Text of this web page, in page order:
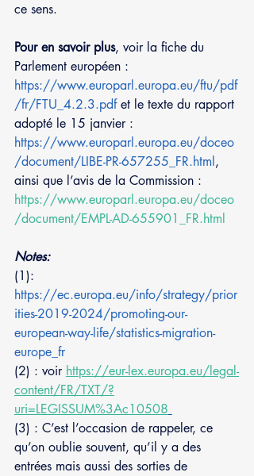
ce sens.
Pour en savoir plus, voir la fiche du
Parlement européen :
https://www.europarl.europa.eu/ftu/pdf
/fr/FTU_4.2.3.pdf et le texte du rapport
adopté le 15 janvier :
https://www.europarl.europa.eu/doceo
/document/LIBE-PR-657255_FR.html,
ainsi que l’avis de la Commission :
https://www.europarl.europa.eu/doceo
/document/EMPL-AD-655901_FR.html
Notes:
(1):
https://ec.europa.eu/info/strategy/prior
ities-2019-2024/promoting-our-
european-way-life/statistics-migration-
europe_fr
(2) : voir https://eur-lex.europa.eu/legal-
content/FR/TXT/?
uri=LEGISSUM%3Ac10508
(3) : C’est l’occasion de rappeler, ce
qu’on oublie souvent, qu’il y a des
entrées mais aussi des sorties de